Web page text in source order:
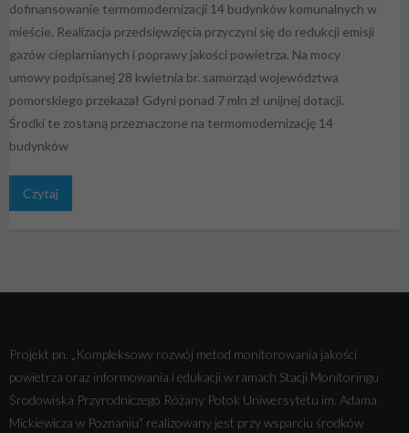
dofinansowanie termomodernizacji 14 budynków komunalnych w
mieście. Realizacja przedsięwzięcia przyczyni się do redukcji emisji
gazów cieplarnianych i poprawy jakości powietrza. Na mocy
umowy podpisanej 28 kwietnia br. samorząd województwa
pomorskiego przekazał Gdyni ponad 7 mln zł unijnej dotacji.
Środki te zostaną przeznaczone na termomodernizację 14
budynków
Czytaj
Projekt pn. „Kompleksowy rozwój metod monitorowania jakości
powietrza oraz informowania i edukacji w ramach Stacji Monitoringu
Środowiska Przyrodniczego Różany Potok Uniwersytetu im. Adama
Mickiewicza w Poznaniu” realizowany jest przy wsparciu środków